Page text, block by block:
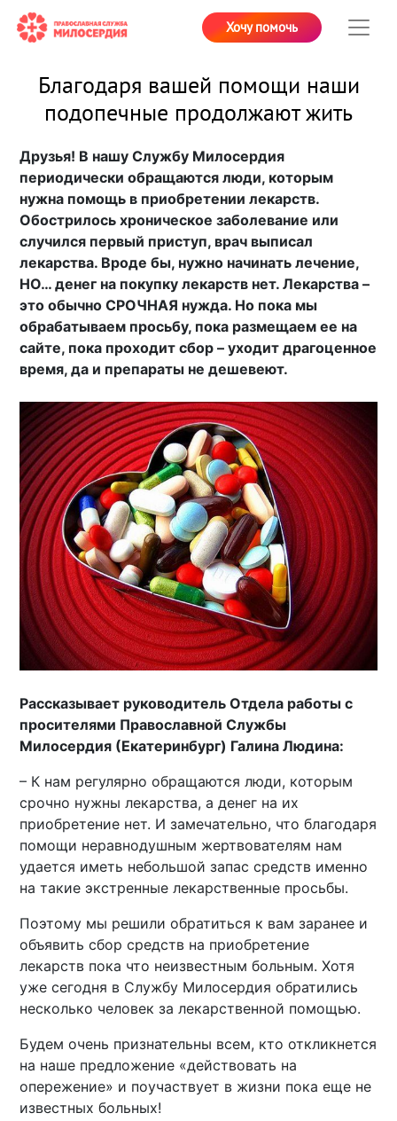
Хочу помочь
Благодаря вашей помощи наши
подопечные продолжают жить
Друзья! В нашу Службу Милосердия
периодически обращаются люди, которым
нужна помощь в приобретении лекарств.
Обострилось хроническое заболевание или
случился первый приступ, врач выписал
лекарства. Вроде бы, нужно начинать лечение,
НО… денег на покупку лекарств нет. Лекарства –
это обычно СРОЧНАЯ нужда. Но пока мы
обрабатываем просьбу, пока размещаем ее на
сайте, пока проходит сбор – уходит драгоценное
время, да и препараты не дешевеют.
Рассказывает руководитель Отдела работы с
просителями Православной Службы
Милосердия (Екатеринбург) Галина Людина:
– К нам регулярно обращаются люди, которым
срочно нужны лекарства, а денег на их
приобретение нет. И замечательно, что благодаря
помощи неравнодушным жертвователям нам
удается иметь небольшой запас средств именно
на такие экстренные лекарственные просьбы.
Поэтому мы решили обратиться к вам заранее и
объявить сбор средств на приобретение
лекарств пока что неизвестным больным. Хотя
уже сегодня в Службу Милосердия обратились
несколько человек за лекарственной помощью.
Будем очень признательны всем, кто откликнется
на наше предложение «действовать на
опережение» и поучаствует в жизни пока еще не
известных больных!